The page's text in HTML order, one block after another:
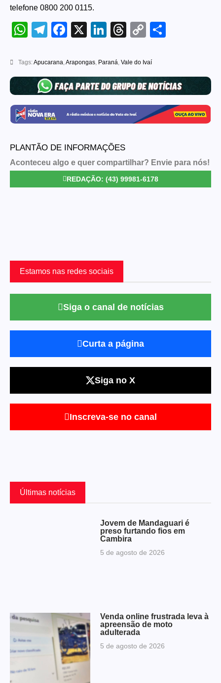
telefone 0800 200 0115.
WhatsApp
Telegram
Facebook
X LinkedIn
Threads
Copy
Tags:Apucarana Arapongas Paraná Vale do Ivaí
PLANTÃO DE INFORMAÇÕES
Aconteceu algo e quer compartilhar? Envie para nós!
REDAÇÃO: (43) 99981-6178
Estamos nas redes sociais
Siga o canal de notícias
Curta a página
Siga no X
Inscreva-se no canal
Últimas notícias
Jovem de Mandaguari é
preso furtando fios em
Cambira
5 de agosto de 2026
Venda online frustrada leva à
apreensão de moto
adulterada
5 de agosto de 2026